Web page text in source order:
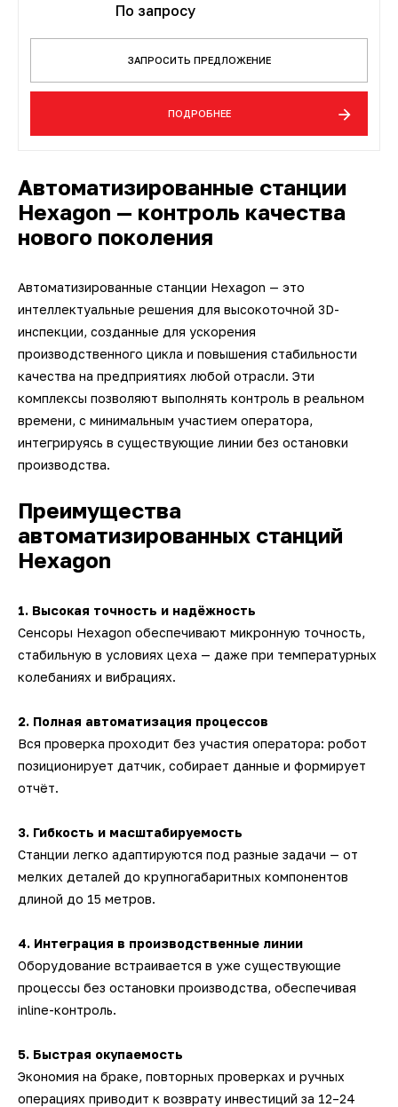
По запросу
ЗАПРОСИТЬ ПРЕДЛОЖЕНИЕ
ПОДРОБНЕЕ
Автоматизированные станции
Hexagon — контроль качества
нового поколения
Автоматизированные станции Hexagon — это
интеллектуальные решения для высокоточной 3D-
инспекции, созданные для ускорения
производственного цикла и повышения стабильности
качества на предприятиях любой отрасли. Эти
комплексы позволяют выполнять контроль в реальном
времени, с минимальным участием оператора,
интегрируясь в существующие линии без остановки
производства.
Преимущества
автоматизированных станций
Hexagon
1. Высокая точность и надёжность
Сенсоры Hexagon обеспечивают микронную точность,
стабильную в условиях цеха — даже при температурных
колебаниях и вибрациях.
2. Полная автоматизация процессов
Вся проверка проходит без участия оператора: робот
позиционирует датчик, собирает данные и формирует
отчёт.
3. Гибкость и масштабируемость
Станции легко адаптируются под разные задачи — от
мелких деталей до крупногабаритных компонентов
длиной до 15 метров.
4. Интеграция в производственные линии
Оборудование встраивается в уже существующие
процессы без остановки производства, обеспечивая
inline-контроль.
5. Быстрая окупаемость
Экономия на браке, повторных проверках и ручных
операциях приводит к возврату инвестиций за 12–24